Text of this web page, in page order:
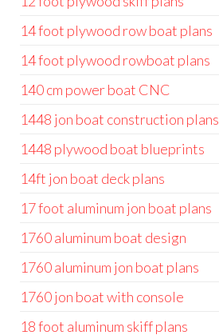
14 foot plywood row boat plans
14 foot plywood rowboat plans
140 cm power boat CNC
1448 jon boat construction plans
1448 plywood boat blueprints
14ft jon boat deck plans
17 foot aluminum jon boat plans
1760 aluminum boat design
1760 aluminum jon boat plans
1760 jon boat with console
18 foot aluminum skiff plans